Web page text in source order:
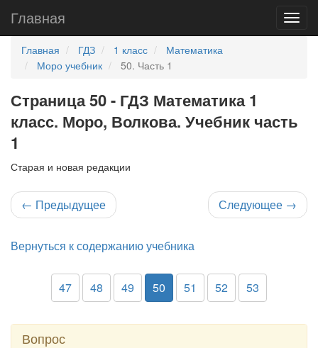
Главная
Главная ГДЗ 1 класс
Математика
Моро учебник
50. Часть 1
Страница 50 - ГДЗ Математика 1
класс. Моро, Волкова. Учебник часть
1
Старая и новая редакции
← Предыдущее Следующее →
Вернуться к содержанию учебника
47 48 49 50 51 52 53
Вопрос